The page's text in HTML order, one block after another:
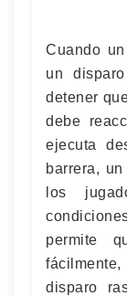
Cuando
un
detener
debe
ejecuta
barrera,
los
permite
disparo